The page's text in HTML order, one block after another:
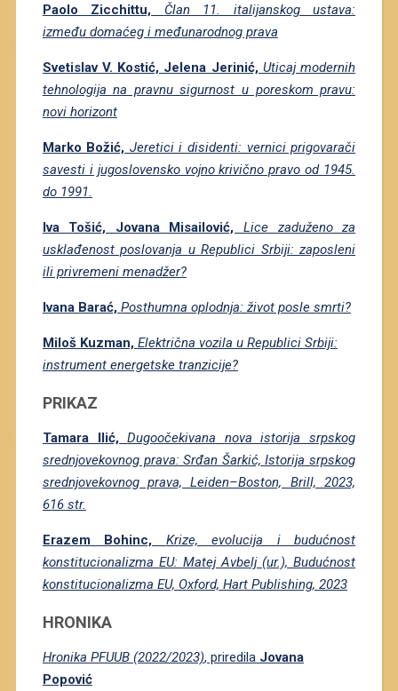
Paolo Zicchittu, Član 11. italijanskog ustava:
između domaćeg i međunarodnog prava
Svetislav V. Kostić, Jelena Jerinić, Uticaj modernih
tehnologija na pravnu sigurnost u poreskom pravu:
novi horizont
Marko Božić, Jeretici i disidenti: vernici prigovarači
savesti i jugoslovensko vojno krivično pravo od 1945.
do 1991.
Iva Tošić, Jovana Misailović,Lice zaduženo za
usklađenost poslovanja u Republici Srbiji: zaposleni
ili privremeni menadžer?
Ivana Barać, Posthumna oplodnja: život posle smrti?
Miloš Kuzman, Električna vozila u Republici Srbiji:
instrument energetske tranzicije?
PRIKAZ
Tamara Ilić,Dugoočekivana nova istorija srpskog
srednjovekovnog prava: Srđan Šarkić, Istorija srpskog
srednjovekovnog prava, Leiden–Boston, Brill, 2023,
616 str.
Erazem Bohinc, Krize, evolucija i budućnost
konstitucionalizma EU: Matej Avbelj (ur.), Budućnost
konstitucionalizma EU, Oxford, Hart Publishing, 2023
HRONIKA
Hronika PFUUB (2022/2023), priredila Jovana
Popović